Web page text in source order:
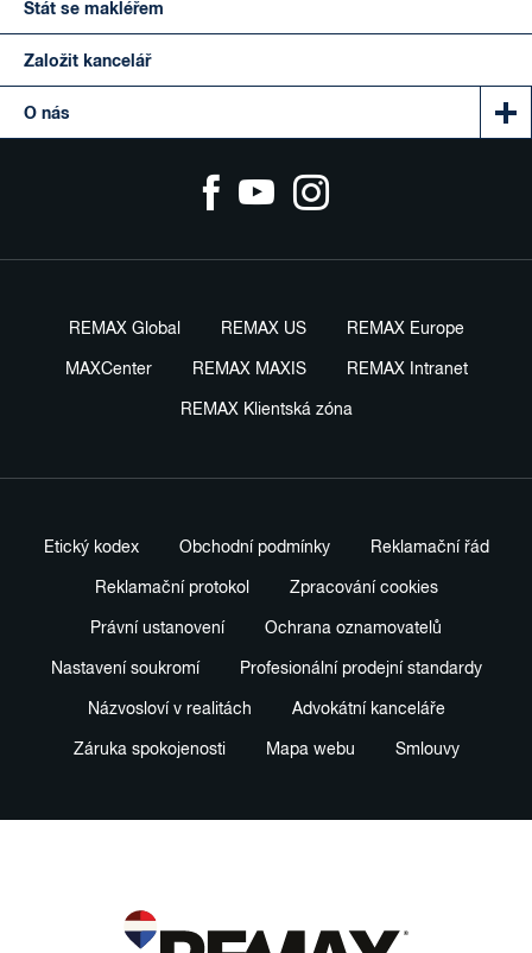
Stát se makléřem
Založit kancelář
O nás
REMAX Global REMAX US REMAX Europe
MAXCenter REMAX MAXIS REMAX Intranet
REMAX Klientská zóna
Etický kodex Obchodní podmínky Reklamační řád
Reklamační protokol Zpracování cookies
Právní ustanovení Ochrana oznamovatelů
Nastavení soukromí Profesionální prodejní standardy
Názvosloví v realitách Advokátní kanceláře
Záruka spokojenosti Mapa webu Smlouvy